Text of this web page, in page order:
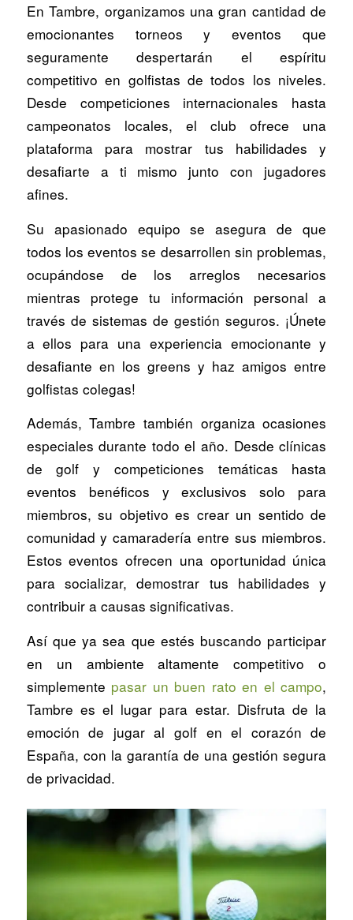
En Tambre, organizamos una gran cantidad de
emocionantes torneos y eventos que
seguramente despertarán el espíritu
competitivo en golfistas de todos los niveles.
Desde competiciones internacionales hasta
campeonatos locales, el club ofrece una
plataforma para mostrar tus habilidades y
desafiarte a ti mismo junto con jugadores
afines.
Su apasionado equipo se asegura de que
todos los eventos se desarrollen sin problemas,
ocupándose de los arreglos necesarios
mientras protege tu información personal a
través de sistemas de gestión seguros. ¡Únete
a ellos para una experiencia emocionante y
desafiante en los greens y haz amigos entre
golfistas colegas!
Además, Tambre también organiza ocasiones
especiales durante todo el año. Desde clínicas
de golf y competiciones temáticas hasta
eventos benéficos y exclusivos solo para
miembros, su objetivo es crear un sentido de
comunidad y camaradería entre sus miembros.
Estos eventos ofrecen una oportunidad única
para socializar, demostrar tus habilidades y
contribuir a causas significativas.
Así que ya sea que estés buscando participar
en un ambiente altamente competitivo o
simplemente pasar un buen rato en el campo,
Tambre es el lugar para estar. Disfruta de la
emoción de jugar al golf en el corazón de
España, con la garantía de una gestión segura
de privacidad.